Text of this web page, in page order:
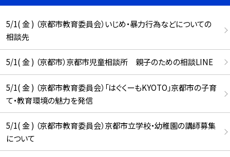
5/1( 金 ) （京都市教育委員会）いじめ・暴力行為などについての
相談先
5/1( 金 ) （京都市）京都市児童相談所 親子のための相談LINE
5/1( 金 ) （京都市教育委員会）「はぐくーもKYOTO」京都市の子育
て・教育環境の魅力を発信
5/1( 金 ) （京都市教育委員会）京都市立学校・幼稚園の講師募集
について